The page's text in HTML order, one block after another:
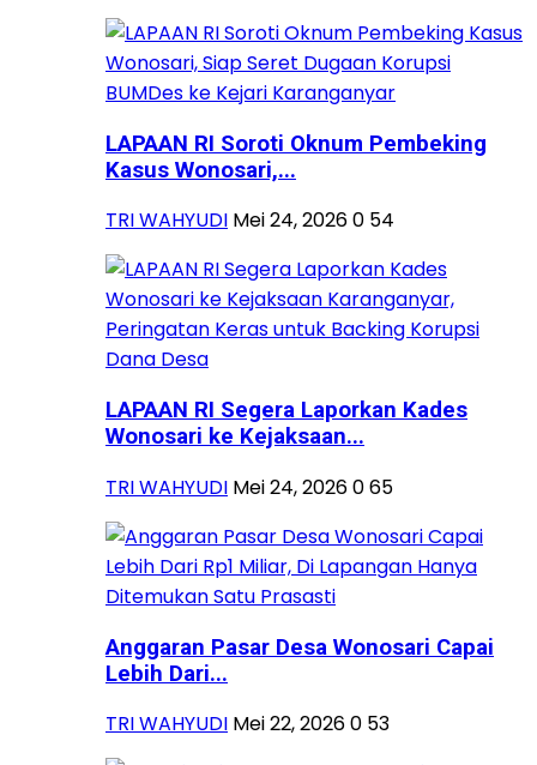
LAPAAN RI Soroti Oknum Pembeking
Kasus Wonosari,...
TRI WAHYUDI Mei 24, 20260 54
LAPAAN RI Segera Laporkan Kades
Wonosari ke Kejaksaan...
TRI WAHYUDI Mei 24, 2026065
Anggaran Pasar Desa Wonosari Capai
Lebih Dari...
TRI WAHYUDI Mei 22, 20260 53